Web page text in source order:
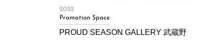
2022
Promotion Space
PROUD SEASON GALLERY 武蔵野